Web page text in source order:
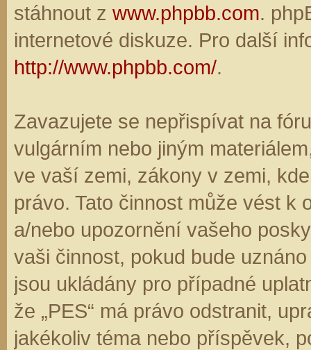
stáhnout z www.phpbb.com.
internetové diskuze. Pro další
http://www.phpbb.com/.
Zavazujete se nepřispívat na
vulgárním nebo jiným
ve vaší zemi, zákony v zemi,
právo. Tato činnost může vést k
a/nebo upozornění vašeho
vaši činnost, pokud bude
jsou ukládány pro případné
že „PES“ má právo odstranit,
jakékoliv téma nebo příspěvek,